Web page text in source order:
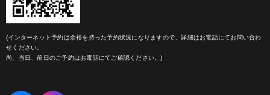
(インターネット予約は余裕を持った予約状況になりますので、詳細はお電話にてお問い合わ
せください。
尚、当日、前日のご予約はお電話にてご確認ください。)